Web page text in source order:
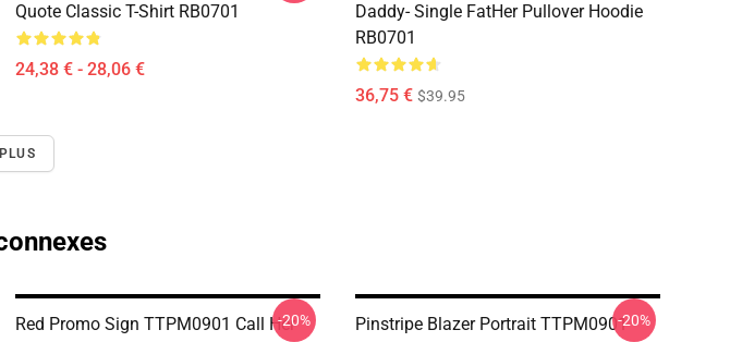
Quote Classic T-Shirt RB0701
24,38 € - 28,06 €
Daddy- Single FatHer Pullover Hoodie
RB0701
36,75 € $39.95
Red Promo Sign TTPM0901 Call Her-20%
Pinstripe Blazer Portrait TTPM0901-20%